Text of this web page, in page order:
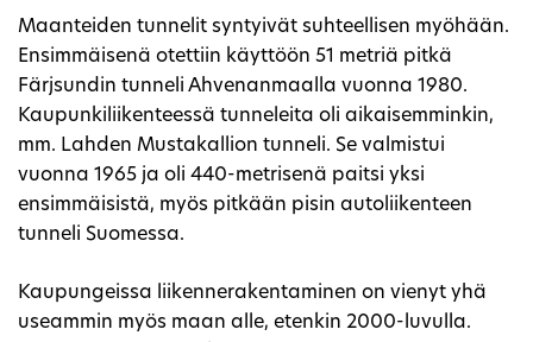
Maanteiden tunnelit syntyivät suhteellisen myöhään.
Ensimmäisenä otettiin käyttöön 51 metriä pitkä
Färjsundin tunneli Ahvenanmaalla vuonna 1980.
Kaupunkiliikenteessä tunneleita oli aikaisemminkin,
mm. Lahden Mustakallion tunneli. Se valmistui
vuonna 1965 ja oli 440-metrisenä paitsi yksi
ensimmäisistä, myös pitkään pisin autoliikenteen
tunneli Suomessa.
Kaupungeissa liikennerakentaminen on vienyt yhä
useammin myös maan alle, etenkin 2000-luvulla.